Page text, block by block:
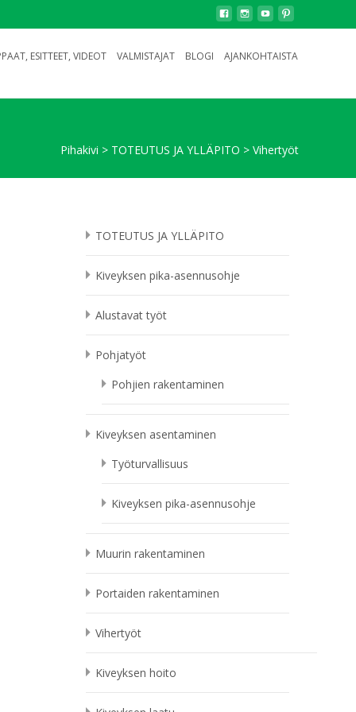
ESITTEET, VIDEOT VALMISTAJAT BLOGI AJANKOHTAISTA
Pihakivi > TOTEUTUS JA YLLÄPITO > Vihertyöt
TOTEUTUS JA YLLÄPITO
Kiveyksen pika-asennusohje
Alustavat työt
Pohjatyöt
Pohjien rakentaminen
Kiveyksen asentaminen
Työturvallisuus
Kiveyksen pika-asennusohje
Muurin rakentaminen
Portaiden rakentaminen
Vihertyöt
Kiveyksen hoito